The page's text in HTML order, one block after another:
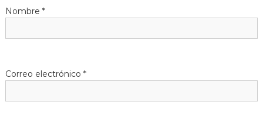
Nombre *
Correo electrónico *